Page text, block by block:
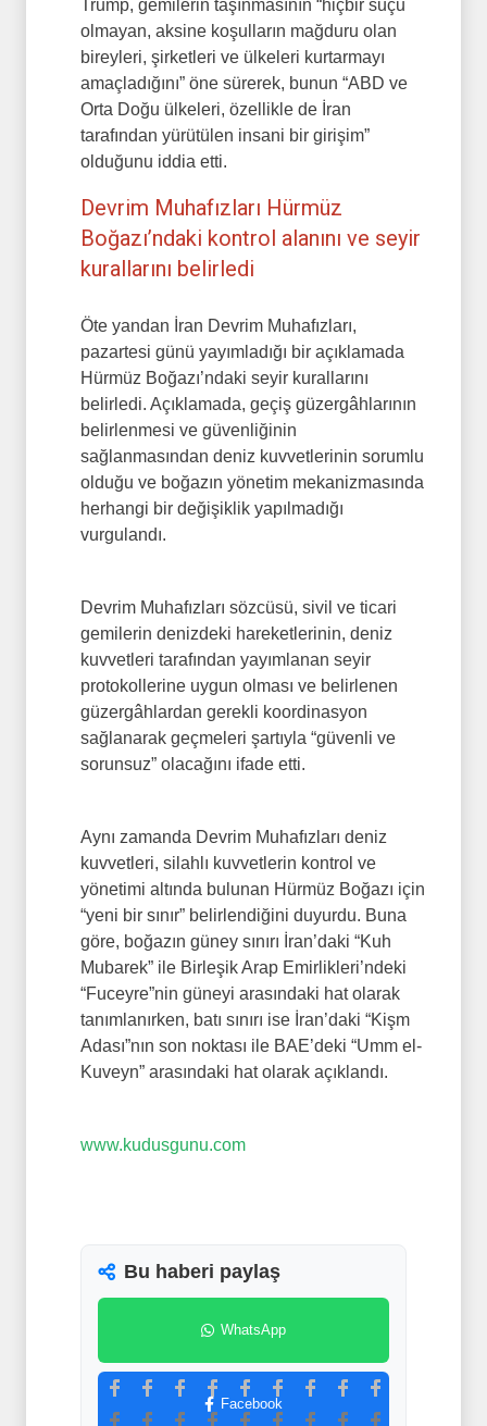
Trump, gemilerin taşınmasının “hiçbir suçu
olmayan, aksine koşulların mağduru olan
bireyleri, şirketleri ve ülkeleri kurtarmayı
amaçladığını” öne sürerek, bunun “ABD ve
Orta Doğu ülkeleri, özellikle de İran
tarafından yürütülen insani bir girişim”
olduğunu iddia etti.
Devrim Muhafızları Hürmüz
Boğazı’ndaki kontrol alanını ve seyir
kurallarını belirledi
Öte yandan İran Devrim Muhafızları,
pazartesi günü yayımladığı bir açıklamada
Hürmüz Boğazı’ndaki seyir kurallarını
belirledi. Açıklamada, geçiş güzergâhlarının
belirlenmesi ve güvenliğinin
sağlanmasından deniz kuvvetlerinin sorumlu
olduğu ve boğazın yönetim mekanizmasında
herhangi bir değişiklik yapılmadığı
vurgulandı.
Devrim Muhafızları sözcüsü, sivil ve ticari
gemilerin denizdeki hareketlerinin, deniz
kuvvetleri tarafından yayımlanan seyir
protokollerine uygun olması ve belirlenen
güzergâhlardan gerekli koordinasyon
sağlanarak geçmeleri şartıyla “güvenli ve
sorunsuz” olacağını ifade etti.
Aynı zamanda Devrim Muhafızları deniz
kuvvetleri, silahlı kuvvetlerin kontrol ve
yönetimi altında bulunan Hürmüz Boğazı için
“yeni bir sınır” belirlendiğini duyurdu. Buna
göre, boğazın güney sınırı İran’daki “Kuh
Mubarek” ile Birleşik Arap Emirlikleri’ndeki
“Fuceyre”nin güneyi arasındaki hat olarak
tanımlanırken, batı sınırı ise İran’daki “Kişm
Adası”nın son noktası ile BAE’deki “Umm el-
Kuveyn” arasındaki hat olarak açıklandı.
www.kudusgunu.com
Bu haberi paylaş
WhatsApp
Facebook